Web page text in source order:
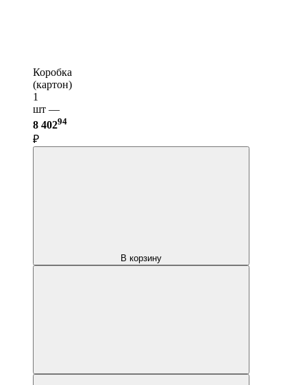
Коробка
(картон)
1
шт —
8 40294
₽
В корзину